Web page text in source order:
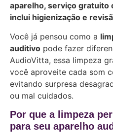
aparelho, serviço gratuito
inclui higienização e
Você já pensou como a
auditivo pode fazer
AudioVitta, essa limpeza
você aproveite cada som
evitando surpresa
ou mal cuidados.
Por que a limpeza
para seu aparelho